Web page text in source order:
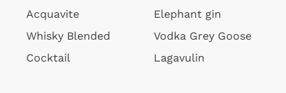
Acquavite
Whisky Blended
Cocktail
Elephant gin
Vodka Grey Goose
Lagavulin